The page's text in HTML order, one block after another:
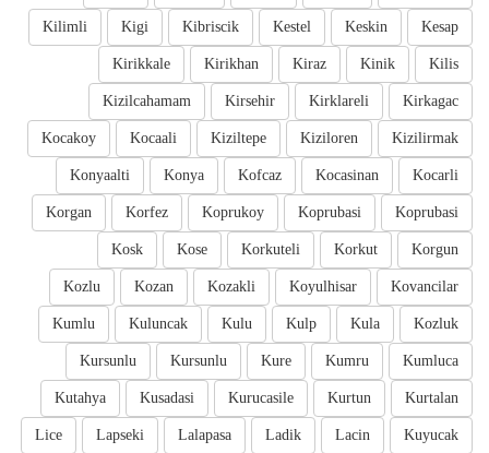
Kesap
Keskin
Kestel
Kibriscik
Kigi
Kilimli
Kilis
Kinik
Kiraz
Kirikhan
Kirikkale
Kirkagac
Kirklareli
Kirsehir
Kizilcahamam
Kizilirmak
Kiziloren
Kiziltepe
Kocaali
Kocakoy
Kocarli
Kocasinan
Kofcaz
Konya
Konyaalti
Koprubasi
Koprubasi
Koprukoy
Korfez
Korgan
Korgun
Korkut
Korkuteli
Kose
Kosk
Kovancilar
Koyulhisar
Kozakli
Kozan
Kozlu
Kozluk
Kula
Kulp
Kulu
Kuluncak
Kumlu
Kumluca
Kumru
Kure
Kursunlu
Kursunlu
Kurtalan
Kurtun
Kurucasile
Kusadasi
Kutahya
Kuyucak
Lacin
Ladik
Lalapasa
Lapseki
Lice